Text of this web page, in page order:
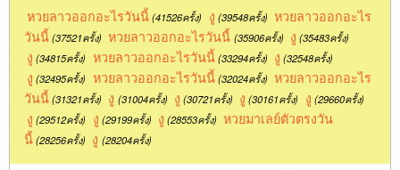
หวยลาวออกอะไรวันนี้ (41526ครั้ง) งู (39548ครั้ง) หวยลาวออกอะไร
วันนี้(37521ครั้ง) หวยลาวออกอะไรวันนี้ (35906ครั้ง) งู (35483ครั้ง)
งู (34815ครั้ง) หวยลาวออกอะไรวันนี้ (33294ครั้ง) งู (32548ครั้ง)
งู (32495ครั้ง) หวยลาวออกอะไรวันนี้ (32024ครั้ง) หวยลาวออกอะไร
วันนี้(31321ครั้ง) งู (31004ครั้ง) งู (30721ครั้ง) งู (30161ครั้ง) งู (29660ครั้ง)
งู (29512ครั้ง) งู (29199ครั้ง) งู (28553ครั้ง) หวยมาเลย์ตัวตรงวัน
นี้(28256ครั้ง) งู (28204ครั้ง)